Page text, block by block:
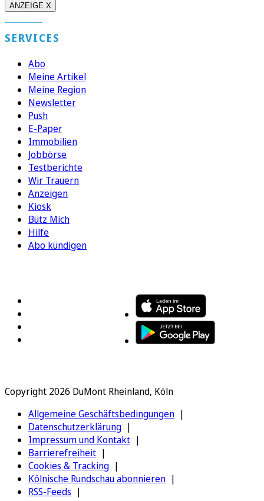
ANZEIGE X
SERVICES
Abo
Meine Artikel
Meine Region
Newsletter
Push
E-Paper
Immobilien
Jobbörse
Testberichte
Wir Trauern
Anzeigen
Kiosk
Bütz Mich
Hilfe
Abo kündigen
Copyright 2026 DuMont Rheinland, Köln
Allgemeine Geschäftsbedingungen
Datenschutzerklärung
Impressum und Kontakt
Barrierefreiheit
Cookies & Tracking
Kölnische Rundschau abonnieren
RSS-Feeds